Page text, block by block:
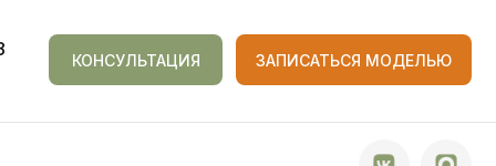
ЗАПИСАТЬСЯ МОДЕЛЬЮ
КОНСУЛЬТАЦИЯ